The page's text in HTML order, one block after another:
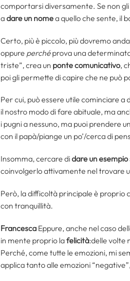
comportarsi diversamente. Se non
adare un nomea quello che sente, il
Certo, più è piccolo, più dovremo
oppure perchéprova una
triste”, crea un ponte comunicativo,
poi gli permette di capire che ne può
Per cui, può essere utile cominciare
il nostro modo di fare abituale, ma
i pugni a nessuno, ma puoi prendere
con il papà/piange un po’/cerca di
Insomma, cercare didare un esempio
coinvolgerlo attivamente nel trovare
Però, la difficoltà principale è proprio
con tranquillità.
Francesca Eppure, anche nel caso
in mente proprio lafelicità:delle volte
Perché, come tutte le emozioni, mi
applica tanto alle emozioni